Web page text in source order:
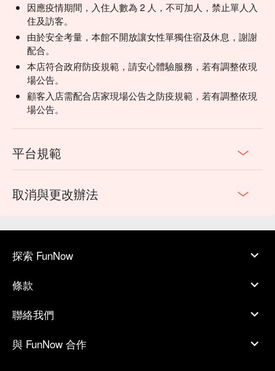
因應疫情期間，入住人數為 2 人，不可加人，禁止單人入
住及訪客。
由於安全考量，本館不開放讓女性單獨住宿及休息，謝謝
配合。
本店符合政府防疫規範，請安心體驗服務，若有調整依現
場公告。
顧客入店需配合店家現場公告之防疫規範，若有調整依現
場公告。
平台規範
取消與更改辦法
探索 FunNow
條款
聯絡我們
與 FunNow 合作